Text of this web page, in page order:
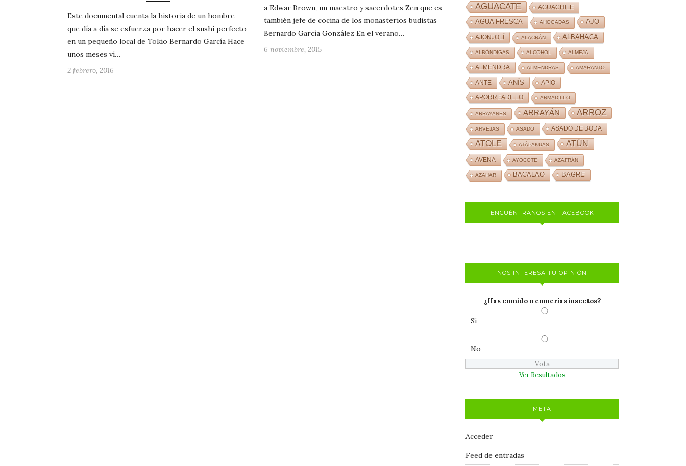
Este documental cuenta la historia de un hombre
que día a día se esfuerza por hacer el sushi perfecto
en un pequeño local de Tokio Bernardo García Hace
unos meses vi…
2 febrero, 2016
a Edwar Brown, un maestro y sacerdotes Zen que es
también jefe de cocina de los monasterios budistas
Bernardo García González En el verano…
6 noviembre, 2015
AGUACATE AGUACHILE
AGUA FRESCA AHOGADAS AJO
AJONJOLÍ ALACRÁN ALBAHACA
ALBÓNDIGAS ALCOHOL ALMEJA
ALMENDRA ALMENDRAS AMARANTO
ANTE ANÍS APIO
APORREADILLO ARMADILLO
ARRAYANES ARRAYÁN ARROZ
ARVEJAS ASADO ASADO DE BODA
ATOLE ATÁPAKUAS ATÚN
AVENA AYOCOTE AZAFRÁN
AZAHAR BACALAO BAGRE
ENCUÉNTRANOS EN FACEBOOK
NOS INTERESA TU OPINIÓN
¿Has comido o comerías insectos?
Si
No
Ver Resultados
META
Acceder
Feed de entradas